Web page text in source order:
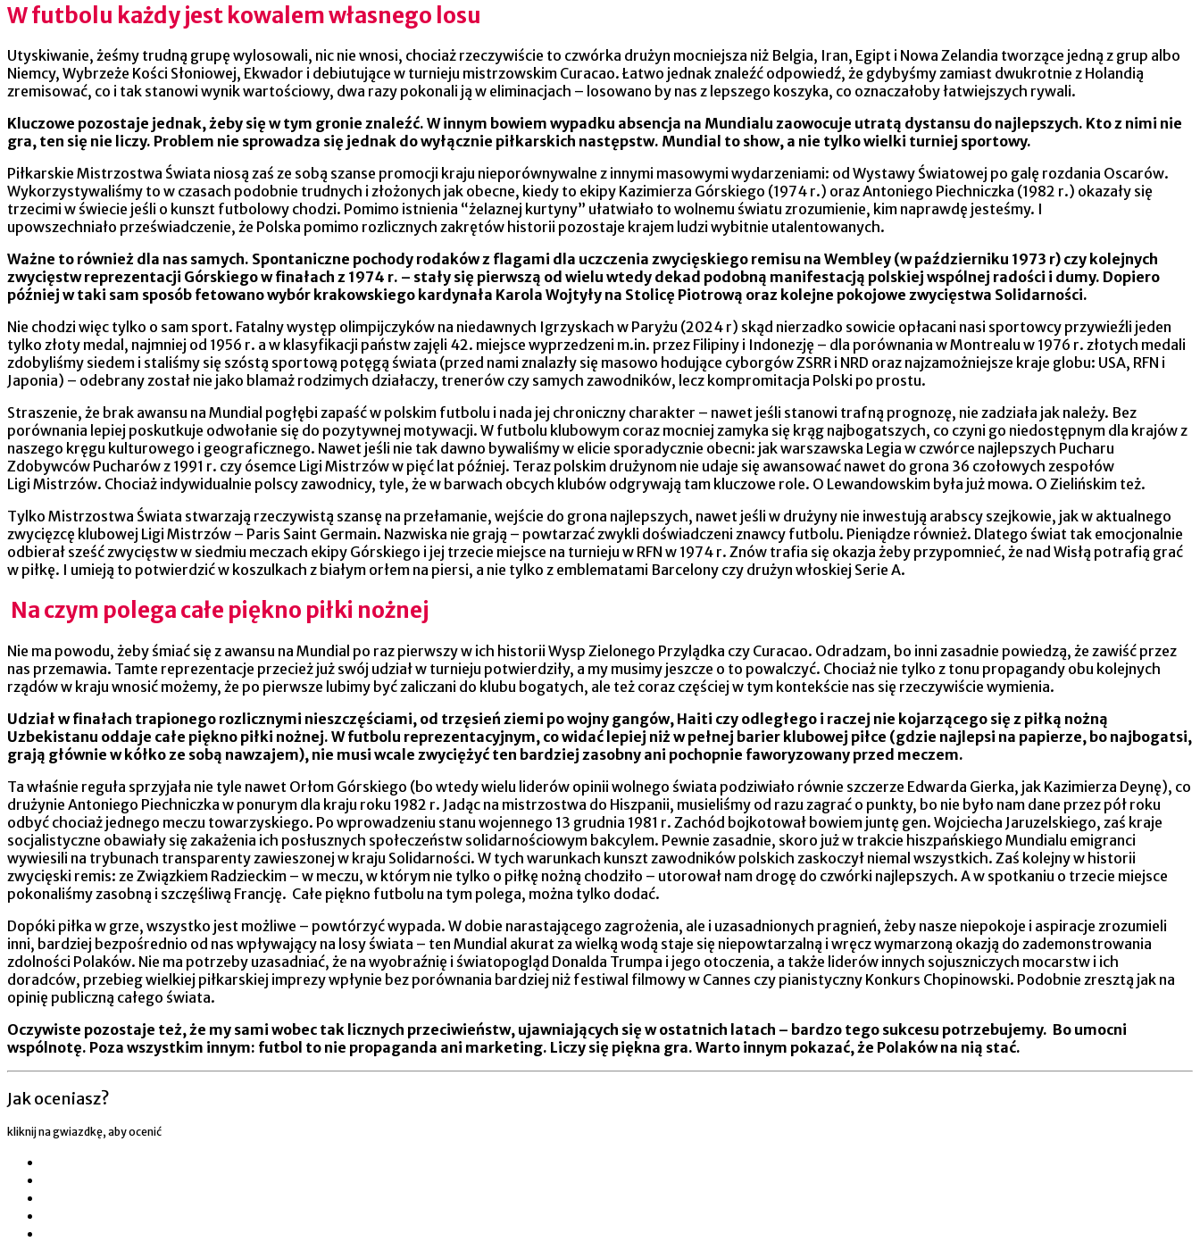
W futbolu każdy jest kowalem własnego losu
Utyskiwanie, żeśmy trudną grupę wylosowali, nic nie wnosi, chociaż rzeczywiście to czwórka drużyn mocniejsza niż Belgia, Iran, Egipt i Nowa Zelandia tworzące jedną z grup albo
Niemcy, Wybrzeże Kości Słoniowej, Ekwador i debiutujące w turnieju mistrzowskim Curacao. Łatwo jednak znaleźć odpowiedź, że gdybyśmy zamiast dwukrotnie z Holandią
zremisować, co i tak stanowi wynik wartościowy, dwa razy pokonali ją w eliminacjach – losowano by nas z lepszego koszyka, co oznaczałoby łatwiejszych rywali.
Kluczowe pozostaje jednak, żeby się w tym gronie znaleźć. W innym bowiem wypadku absencja na Mundialu zaowocuje utratą dystansu do najlepszych. Kto z nimi nie
gra, ten się nie liczy. Problem nie sprowadza się jednak do wyłącznie piłkarskich następstw. Mundial to show, a nie tylko wielki turniej sportowy.
Piłkarskie Mistrzostwa Świata niosą zaś ze sobą szanse promocji kraju nieporównywalne z innymi masowymi wydarzeniami: od Wystawy Światowej po galę rozdania Oscarów.
Wykorzystywaliśmy to w czasach podobnie trudnych i złożonych jak obecne, kiedy to ekipy Kazimierza Górskiego (1974 r.) oraz Antoniego Piechniczka (1982 r.) okazały się
trzecimi w świecie jeśli o kunszt futbolowy chodzi. Pomimo istnienia “żelaznej kurtyny” ułatwiało to wolnemu światu zrozumienie, kim naprawdę jesteśmy. I
upowszechniało przeświadczenie, że Polska pomimo rozlicznych zakrętów historii pozostaje krajem ludzi wybitnie utalentowanych.
Ważne to również dla nas samych. Spontaniczne pochody rodaków z flagami dla uczczenia zwycięskiego remisu na Wembley (w październiku 1973 r) czy kolejnych
zwycięstw reprezentacji Górskiego w finałach z 1974 r. – stały się pierwszą od wielu wtedy dekad podobną manifestacją polskiej wspólnej radości i dumy. Dopiero
później w taki sam sposób fetowano wybór krakowskiego kardynała Karola Wojtyły na Stolicę Piotrową oraz kolejne pokojowe zwycięstwa Solidarności.
Nie chodzi więc tylko o sam sport. Fatalny występ olimpijczyków na niedawnych Igrzyskach w Paryżu (2024 r) skąd nierzadko sowicie opłacani nasi sportowcy przywieźli jeden
tylko złoty medal, najmniej od 1956 r. a w klasyfikacji państw zajęli 42. miejsce wyprzedzeni m.in. przez Filipiny i Indonezję – dla porównania w Montrealu w 1976 r. złotych medali
zdobyliśmy siedem i staliśmy się szóstą sportową potęgą świata (przed nami znalazły się masowo hodujące cyborgów ZSRR i NRD oraz najzamożniejsze kraje globu: USA, RFN i
Japonia) – odebrany został nie jako blamaż rodzimych działaczy, trenerów czy samych zawodników, lecz kompromitacja Polski po prostu.
Straszenie, że brak awansu na Mundial pogłębi zapaść w polskim futbolu i nada jej chroniczny charakter – nawet jeśli stanowi trafną prognozę, nie zadziała jak należy. Bez
porównania lepiej poskutkuje odwołanie się do pozytywnej motywacji. W futbolu klubowym coraz mocniej zamyka się krąg najbogatszych, co czyni go niedostępnym dla krajów z
naszego kręgu kulturowego i geograficznego. Nawet jeśli nie tak dawno bywaliśmy w elicie sporadycznie obecni: jak warszawska Legia w czwórce najlepszych Pucharu
Zdobywców Pucharów z 1991 r. czy ósemce Ligi Mistrzów w pięć lat później. Teraz polskim drużynom nie udaje się awansować nawet do grona 36 czołowych zespołów
Ligi Mistrzów. Chociaż indywidualnie polscy zawodnicy, tyle, że w barwach obcych klubów odgrywają tam kluczowe role. O Lewandowskim była już mowa. O Zielińskim też.
Tylko Mistrzostwa Świata stwarzają rzeczywistą szansę na przełamanie, wejście do grona najlepszych, nawet jeśli w drużyny nie inwestują arabscy szejkowie, jak w aktualnego
zwycięzcę klubowej Ligi Mistrzów – Paris Saint Germain. Nazwiska nie grają – powtarzać zwykli doświadczeni znawcy futbolu. Pieniądze również. Dlatego świat tak emocjonalnie
odbierał sześć zwycięstw w siedmiu meczach ekipy Górskiego i jej trzecie miejsce na turnieju w RFN w 1974 r. Znów trafia się okazja żeby przypomnieć, że nad Wisłą potrafią grać
w piłkę. I umieją to potwierdzić w koszulkach z białym orłem na piersi, a nie tylko z emblematami Barcelony czy drużyn włoskiej Serie A.
Na czym polega całe piękno piłki nożnej
Nie ma powodu, żeby śmiać się z awansu na Mundial po raz pierwszy w ich historii Wysp Zielonego Przylądka czy Curacao. Odradzam, bo inni zasadnie powiedzą, że zawiść przez
nas przemawia. Tamte reprezentacje przecież już swój udział w turnieju potwierdziły, a my musimy jeszcze o to powalczyć. Chociaż nie tylko z tonu propagandy obu kolejnych
rządów w kraju wnosić możemy, że po pierwsze lubimy być zaliczani do klubu bogatych, ale też coraz częściej w tym kontekście nas się rzeczywiście wymienia.
Udział w finałach trapionego rozlicznymi nieszczęściami, od trzęsień ziemi po wojny gangów, Haiti czy odległego i raczej nie kojarzącego się z piłką nożną
Uzbekistanu oddaje całe piękno piłki nożnej. W futbolu reprezentacyjnym, co widać lepiej niż w pełnej barier klubowej piłce (gdzie najlepsi na papierze, bo najbogatsi,
grają głównie w kółko ze sobą nawzajem), nie musi wcale zwyciężyć ten bardziej zasobny ani pochopnie faworyzowany przed meczem.
Ta właśnie reguła sprzyjała nie tyle nawet Orłom Górskiego (bo wtedy wielu liderów opinii wolnego świata podziwiało równie szczerze Edwarda Gierka, jak Kazimierza Deynę), co
drużynie Antoniego Piechniczka w ponurym dla kraju roku 1982 r. Jadąc na mistrzostwa do Hiszpanii, musieliśmy od razu zagrać o punkty, bo nie było nam dane przez pół roku
odbyć chociaż jednego meczu towarzyskiego. Po wprowadzeniu stanu wojennego 13 grudnia 1981 r. Zachód bojkotował bowiem juntę gen. Wojciecha Jaruzelskiego, zaś kraje
socjalistyczne obawiały się zakażenia ich posłusznych społeczeństw solidarnościowym bakcylem. Pewnie zasadnie, skoro już w trakcie hiszpańskiego Mundialu emigranci
wywiesili na trybunach transparenty zawieszonej w kraju Solidarności. W tych warunkach kunszt zawodników polskich zaskoczył niemal wszystkich. Zaś kolejny w historii
zwycięski remis: ze Związkiem Radzieckim – w meczu, w którym nie tylko o piłkę nożną chodziło – utorował nam drogę do czwórki najlepszych. A w spotkaniu o trzecie miejsce
pokonaliśmy zasobną i szczęśliwą Francję. Całe piękno futbolu na tym polega, można tylko dodać.
Dopóki piłka w grze, wszystko jest możliwe – powtórzyć wypada. W dobie narastającego zagrożenia, ale i uzasadnionych pragnień, żeby nasze niepokoje i aspiracje zrozumieli
inni, bardziej bezpośrednio od nas wpływający na losy świata – ten Mundial akurat za wielką wodą staje się niepowtarzalną i wręcz wymarzoną okazją do zademonstrowania
zdolności Polaków. Nie ma potrzeby uzasadniać, że na wyobraźnię i światopogląd Donalda Trumpa i jego otoczenia, a także liderów innych sojuszniczych mocarstw i ich
doradców, przebieg wielkiej piłkarskiej imprezy wpłynie bez porównania bardziej niż festiwal filmowy w Cannes czy pianistyczny Konkurs Chopinowski. Podobnie zresztą jak na
opinię publiczną całego świata.
Oczywiste pozostaje też, że my sami wobec tak licznych przeciwieństw, ujawniających się w ostatnich latach – bardzo tego sukcesu potrzebujemy. Bo umocni
wspólnotę. Poza wszystkim innym: futbol to nie propaganda ani marketing. Liczy się piękna gra. Warto innym pokazać, że Polaków na nią stać.
Jak oceniasz?
kliknij na gwiazdkę, aby ocenić